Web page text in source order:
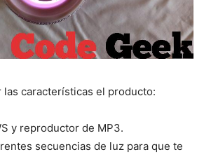
características el producto:
y reproductor de MP3.
secuencias de luz para que te